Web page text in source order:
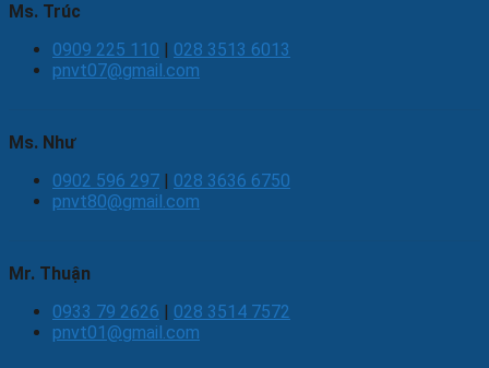
Ms. Trúc
0909 225 110 | 028 3513 6013
pnvt07@gmail.com
Ms. Như
0902 596 297 | 028 3636 6750
pnvt80@gmail.com
Mr. Thuận
0933 79 2626 | 028 3514 7572
pnvt01@gmail.com